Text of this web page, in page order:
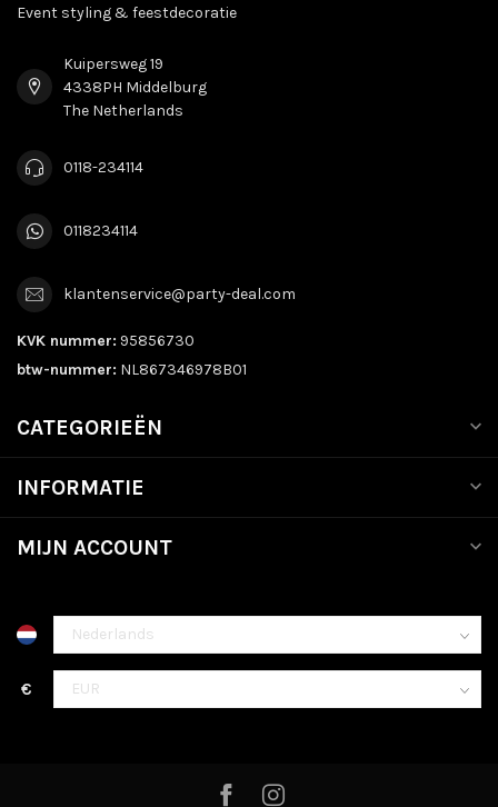
Event styling & feestdecoratie
Kuipersweg 19
4338PH Middelburg
The Netherlands
0118-234114
0118234114
klantenservice@party-deal.com
KVK nummer: 95856730
btw-nummer: NL867346978B01
CATEGORIEËN
INFORMATIE
MIJN ACCOUNT
€